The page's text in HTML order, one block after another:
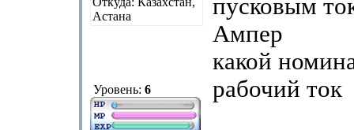
Астана
Уровень: 6
пусковым
Ампер
какой
рабочий ток